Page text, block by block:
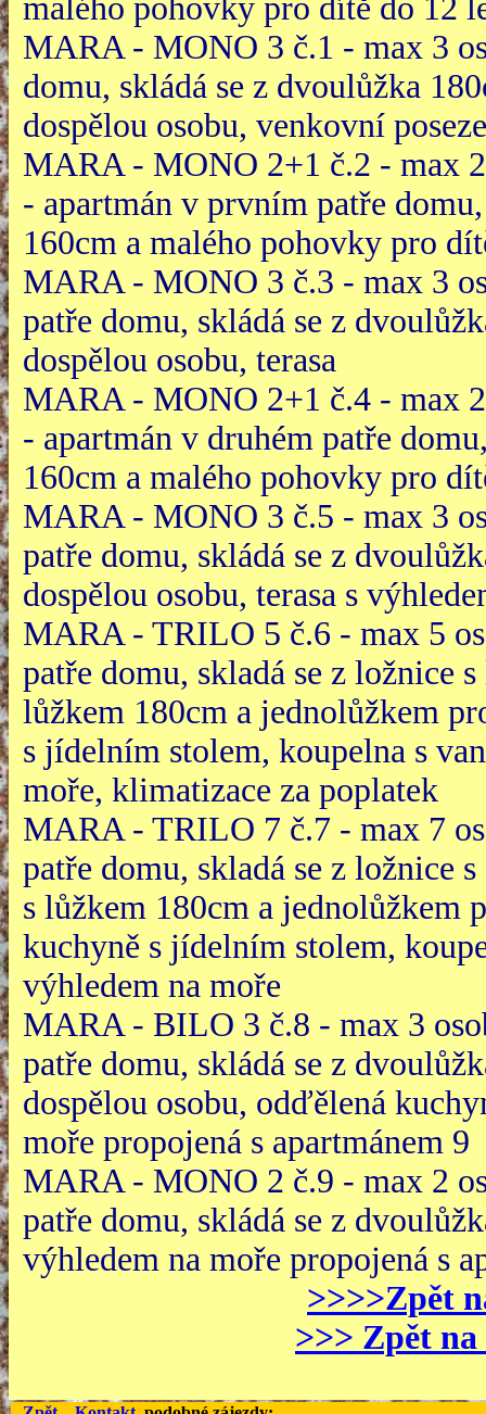
malého pohovky pro dítě do 12
MARA - MONO 3 č.1 - max 3
domu, skládá se z dvoulůžka
dospělou osobu, venkovní
MARA - MONO 2+1 č.2 - max
- apartmán v prvním patře
160cm a malého pohovky pro
MARA - MONO 3 č.3 - max 3
patře domu, skládá se z
dospělou osobu, terasa
MARA - MONO 2+1 č.4 - max
- apartmán v druhém patře
160cm a malého pohovky pro
MARA - MONO 3 č.5 - max 3
patře domu, skládá se z
dospělou osobu, terasa s
MARA - TRILO 5 č.6 - max 5
patře domu, skladá se z ložnice
lůžkem 180cm a jednolůžkem
s jídelním stolem, koupelna s
moře, klimatizace za poplatek
MARA - TRILO 7 č.7 - max 7
patře domu, skladá se z ložnice
s lůžkem 180cm a jednolůžkem
kuchyně s jídelním stolem,
výhledem na moře
MARA - BILO 3 č.8 - max 3
patře domu, skládá se z
dospělou osobu, odďělená
moře propojená s apartmánem 9
MARA - MONO 2 č.9 - max 2
patře domu, skládá se z
výhledem na moře propojená s
>>>>Zpět
>>> Zpět